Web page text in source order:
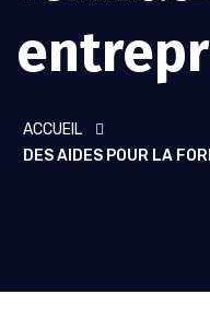
ACCUEIL
DES AIDES POUR LA